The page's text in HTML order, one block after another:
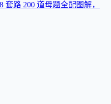
套路 200 道母题全配图解，